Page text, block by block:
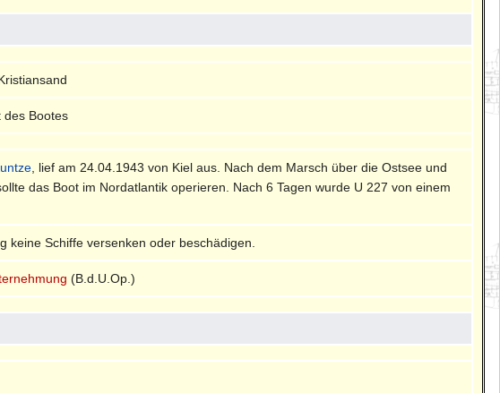
des Bootes
, lief am 24.04.1943 von Kiel aus. Nach dem Marsch über die Ostsee und
das Boot im Nordatlantik operieren. Nach 6 Tagen wurde U 227 von einem
keine Schiffe versenken oder beschädigen.
(B.d.U.Op.)